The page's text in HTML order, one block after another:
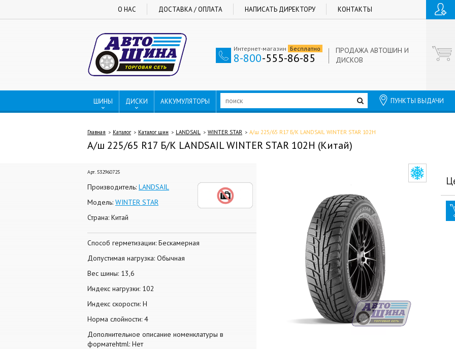
О НАС ДОСТАВКА / ОПЛАТА НАПИСАТЬ ДИРЕКТОРУ КОНТАКТЫ
Интернет-магазин Бесплатно
8-800-555-86-85
ПРОДАЖА АВТОШИН И
ДИСКОВ
ШИНЫ ДИСКИ АККУМУЛЯТОРЫ ПУНКТЫ ВЫДАЧИ
Главная Каталог Каталог шин LANDSAIL WINTER STAR А/ш 225/65 R17 Б/К LANDSAIL WINTER STAR 102H
А/ш 225/65 R17 Б/К LANDSAIL WINTER STAR 102H (Китай)
Арт. 532960725
Производитель: LANDSAIL
Модель: WINTER STAR
Страна: Китай
Способ герметизации: Бескамерная
Допустимая нагрузка: Обычная
Вес шины: 13,6
Индекс нагрузки: 102
Индекс скорости: H
Норма слойности: 4
Дополнительное описание номенклатуры в
форматеhtml: Нет